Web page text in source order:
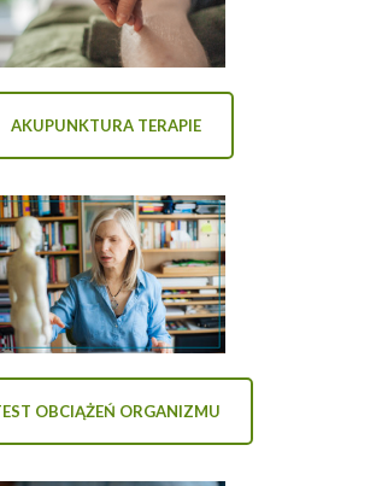
AKUPUNKTURA TERAPIE
OBCIĄŻEŃ ORGANIZMU